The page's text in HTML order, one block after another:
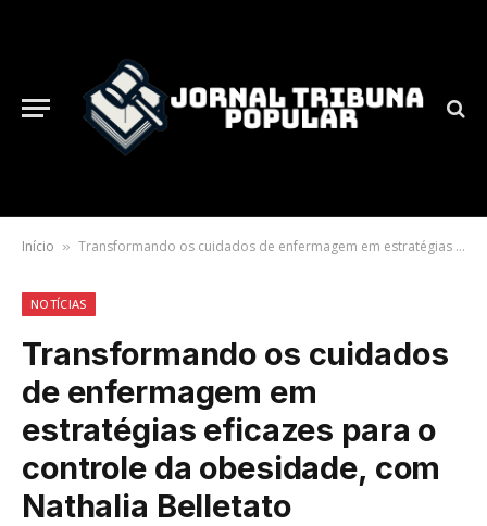
Início » Transformando os cuidados de enfermagem em estratégias eficazes para o controle da obesidade, com Nathalia Belletato
NOTÍCIAS
Transformando os cuidados
de enfermagem em
estratégias eficazes para o
controle da obesidade, com
Nathalia Belletato